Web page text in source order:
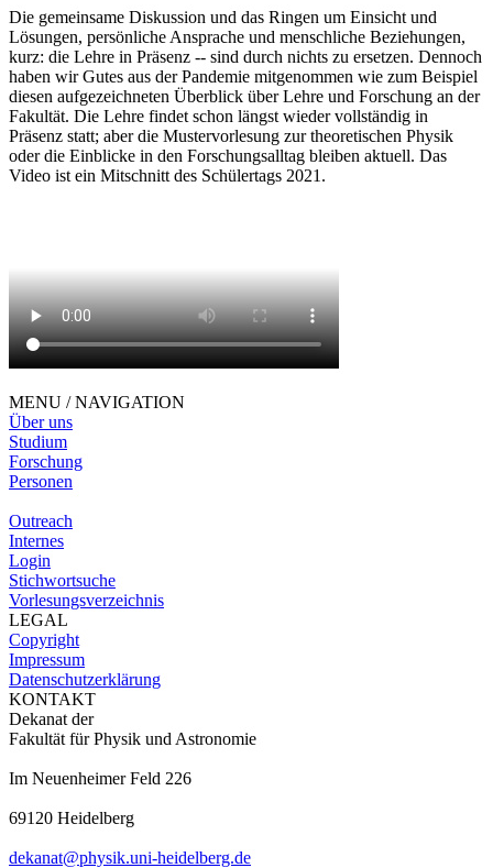
Die gemeinsame Diskussion und das Ringen um Einsicht und
Lösungen, persönliche Ansprache und menschliche Beziehungen,
kurz: die Lehre in Präsenz -- sind durch nichts zu ersetzen. Dennoch
haben wir Gutes aus der Pandemie mitgenommen wie zum Beispiel
diesen aufgezeichneten Überblick über Lehre und Forschung an der
Fakultät. Die Lehre findet schon längst wieder vollständig in
Präsenz statt; aber die Mustervorlesung zur theoretischen Physik
oder die Einblicke in den Forschungsalltag bleiben aktuell. Das
Video ist ein Mitschnitt des Schülertags 2021.
MENU / NAVIGATION
Über uns
Studium
Forschung
Personen
Outreach
Internes
Login
Stichwortsuche
Vorlesungsverzeichnis
LEGAL
Copyright
Impressum
Datenschutzerklärung
KONTAKT
Dekanat der
Fakultät für Physik und Astronomie
Im Neuenheimer Feld 226
69120 Heidelberg
dekanat@physik.uni-heidelberg.de